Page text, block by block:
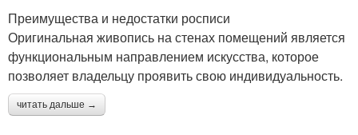
Преимущества и недостатки росписи
Оригинальная живопись на стенах помещений является
функциональным направлением искусства, которое
позволяет владельцу проявить свою индивидуальность.
читать дальше →